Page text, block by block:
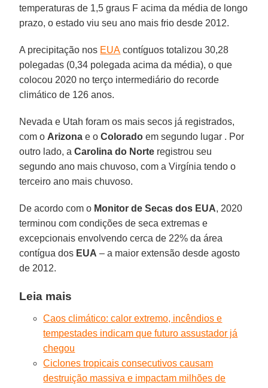
temperaturas de 1,5 graus F acima da média de longo
prazo, o estado viu seu ano mais frio desde 2012.
A precipitação nos EUA contíguos totalizou 30,28
polegadas (0,34 polegada acima da média), o que
colocou 2020 no terço intermediário do recorde
climático de 126 anos.
Nevada e Utah foram os mais secos já registrados,
com o Arizona e oColorado em segundo lugar . Por
outro lado, aCarolina do Norte registrou seu
segundo ano mais chuvoso, com a Virgínia tendo o
terceiro ano mais chuvoso.
De acordo com o Monitor de Secas dos EUA, 2020
terminou com condições de seca extremas e
excepcionais envolvendo cerca de 22% da área
contígua dos EUA – a maior extensão desde agosto
de 2012.
Leia mais
Caos climático: calor extremo, incêndios e
tempestades indicam que futuro assustador já
chegou
Ciclones tropicais consecutivos causam
destruição massiva e impactam milhões de